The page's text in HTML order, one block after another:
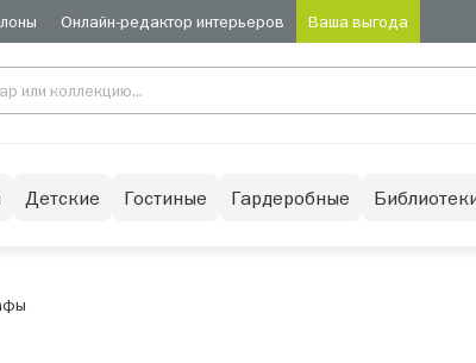
Онлайн-редактор интерьеров Ваша выгода
Детские Гостиные Гардеробные